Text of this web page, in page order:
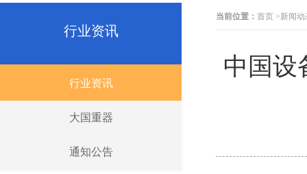
行业资讯
行业资讯
大国重器
通知公告
当前位置： 首页 >新闻动
中国设